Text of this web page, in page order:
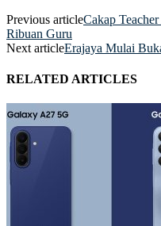
Previous articleCakap
Ribuan Guru
Next articleErajaya Mulai
RELATED ARTICLES